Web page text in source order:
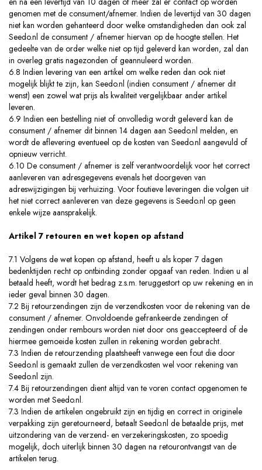
genomen met de consument/afnemer. Indien de levertijd van 30 dagen
niet kan worden gehanteerd door welke omstandigheden dan ook zal
Seedo.nl de consument / afnemer hiervan op de hoogte stellen. Het
gedeelte van de order welke niet op tijd geleverd kan worden, zal dan
in overleg gratis nagezonden of geannuleerd worden.
6.8 Indien levering van een artikel om welke reden dan ook niet
mogelijk blijkt te zijn, kan Seedo.nl (indien consument / afnemer dit
wenst) een zowel wat prijs als kwaliteit vergelijkbaar ander artikel
leveren.
6.9 Indien een bestelling niet of onvolledig wordt geleverd kan de
consument / afnemer dit binnen 14 dagen aan Seedo.nl melden, en
wordt de aflevering eventueel op de kosten van Seedo.nl aangevuld of
opnieuw verricht.
6.10 De consument / afnemer is zelf verantwoordelijk voor het correct
aanleveren van adresgegevens evenals het doorgeven van
adreswijzigingen bij verhuizing. Voor foutieve leveringen die volgen uit
het niet correct aanleveren van deze gegevens is Seedo.nl op geen
enkele wijze aansprakelijk.
Artikel 7 retouren en wet kopen op afstand
7.1 Volgens de wet kopen op afstand, heeft u als koper 7 dagen
bedenktijden recht op ontbinding zonder opgaaf van reden. Indien u al
betaald heeft, wordt het bedrag z.s.m. teruggestort op uw rekening en in
ieder geval binnen 30 dagen.
7.2 Bij retourzendingen zijn de verzendkosten voor de rekening van de
consument / afnemer. Onvoldoende gefrankeerde zendingen of
zendingen onder rembours worden niet door ons geaccepteerd of de
hiermee gemoeide kosten zullen in rekening worden gebracht.
7.3 Indien de retourzending plaatsheeft vanwege een fout die door
Seedo.nl is gemaakt zullen de verzendkosten wel voor rekening van
Seedo.nl zijn.
7.4 Bij retourzendingen dient altijd van te voren contact opgenomen te
worden met Seedo.nl.
7.3 Indien de artikelen ongebruikt zijn en tijdig en correct in originele
verpakking zijn geretourneerd, betaalt Seedo.nl de betaalde prijs, met
uitzondering van de verzend- en verzekeringskosten, zo spoedig
mogelijk, doch uiterlijk binnen 30 dagen na retourontvangst van de
artikelen terug.